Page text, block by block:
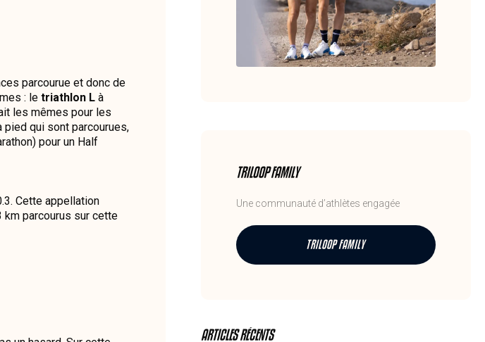
parcourue et donc de
: le triathlon L à
les mêmes pour les
pied qui sont parcourues,
pour un Half
Cette appellation
parcourus sur cette
TRILOOP FAMILY
Une communauté d’athlètes engagée
TRILOOP FAMILY
ARTICLES RÉCENTS